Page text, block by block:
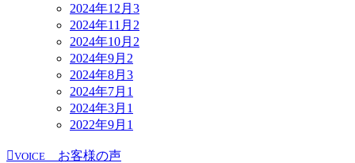
2024年12月 3
2024年11月 2
2024年10月 2
2024年9月 2
2024年8月 3
2024年7月 1
2024年3月 1
2022年9月 1
VOICE
お客様の声